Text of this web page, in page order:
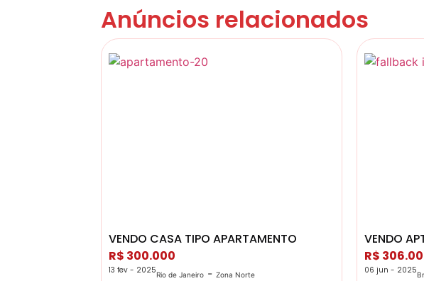
Anúncios relacionados
VENDO CASA TIPO APARTAMENTO
R$ 300.000
13 fev - 2025Rio de Janeiro - Zona Norte
VENDO
R$
06 jun - 2025